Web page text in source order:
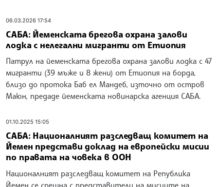
06.03.2026 17:54
САБА: Йеменската брегова охрана залови
лодка с нелегални мигранти от Етиопия
Патрул на йеменската брегова охрана залови лодка с 47
мигранти (39 мъже и 8 жени) от Етиопия на борда,
близо до протока Баб ел Мандеб, източно от остров
Маюн, предаде йеменската новинарска агенция САБА.
01.10.2025 15:05
САБА: Националният разследващ комитет на
Йемен представи доклад на европейски мисии
по правата на човека в ООН
Националният разследващ комитет на Република
Йемен се срещна с представители на мисиите на